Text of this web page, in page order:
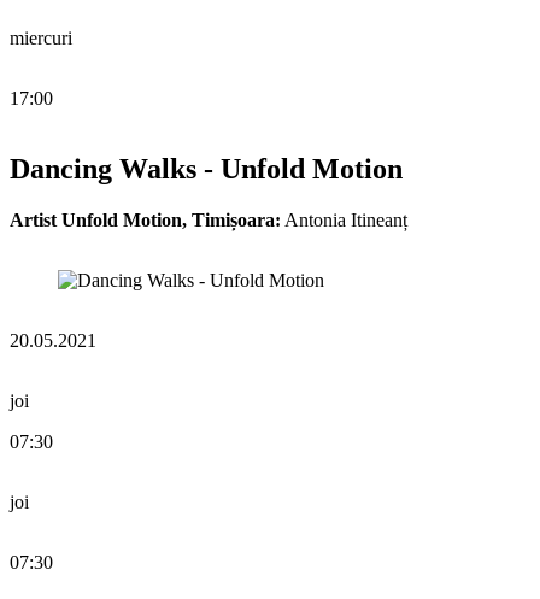
miercuri
17:00
Dancing Walks - Unfold Motion
Artist Unfold Motion, Timișoara: Antonia Itineanț
20.05.2021
joi
07:30
joi
07:30